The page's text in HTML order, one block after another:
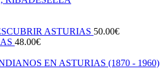
ASTURIAS 50.00€
48.00€
EN ASTURIAS (1870 - 1960)